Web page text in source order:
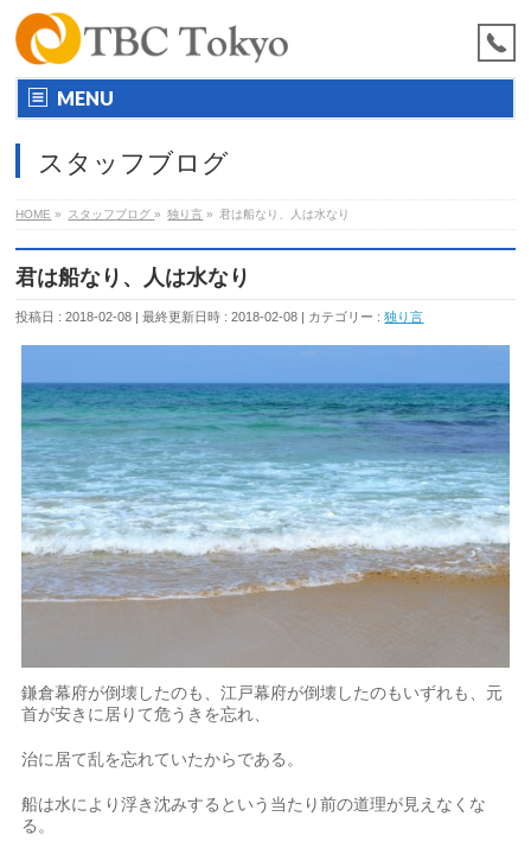
MENU
スタッフブログ
HOME » スタッフブログ» 独り言 » 君は船なり、人は水なり
君は船なり、人は水なり
投稿日 : 2018-02-08 最終更新日時 : 2018-02-08 カテゴリー :独り言
鎌倉幕府が倒壊したのも、江戸幕府が倒壊したのもいずれも、元
首が安きに居りて危うきを忘れ、
治に居て乱を忘れていたからである。
船は水により浮き沈みするという当たり前の道理が見えなくな
る。